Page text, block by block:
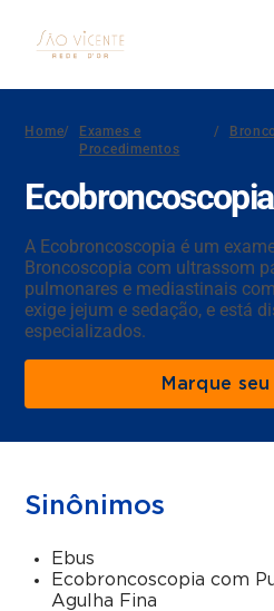
Home/
Exames e
Procedimentos
/
A Ecobroncoscopia é um
Broncoscopia com ultrassom
pulmonares e mediastinais
exige jejum e sedação, e está
especializados.
Marque
Sinônimos
Ebus
Ecobroncoscopia com
Agulha Fina